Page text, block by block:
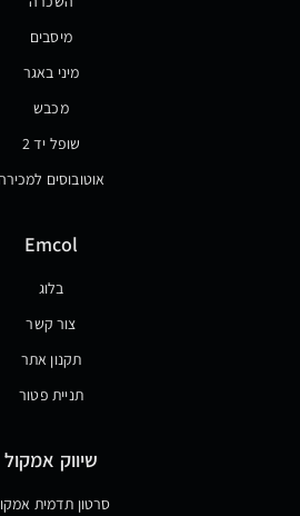
מיסבים
מיני באגר
מכבש
שופל יד 2
אוטובוסים
Emcol
בלוג
צור קשר
תקנון אתר
תניית פטור
שיווק אמקול
סרטון תדמית